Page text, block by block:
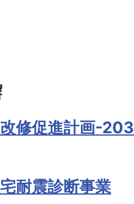
修促進計画-
耐震診断事業